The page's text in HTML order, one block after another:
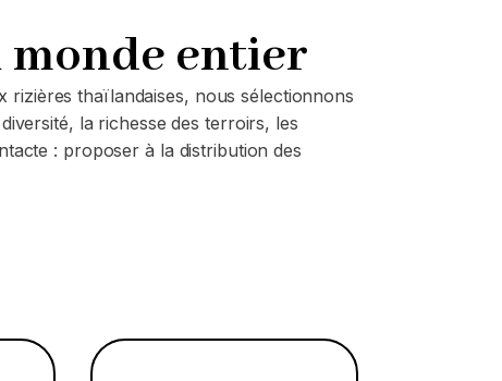
entier
rizières thaïlandaises, nous sélectionnons
la richesse des terroirs, les
: proposer à la distribution des